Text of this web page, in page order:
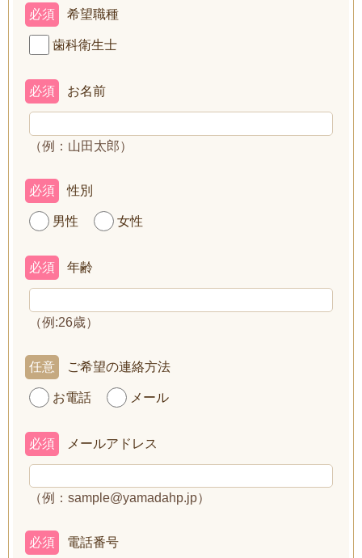
希望職種
必須
歯科衛生士
お名前
必須
（例：山田太郎）
性別
必須
男性 女性
年齢
必須
（例:26歳）
ご希望の連絡方法
任意
お電話 メール
メールアドレス
必須
（例：sample@yamadahp.jp）
電話番号
必須